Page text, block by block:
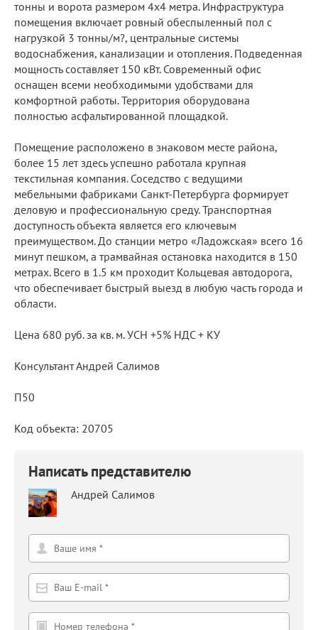
тонны и ворота размером 4х4 метра. Инфраструктура
помещения включает ровный обеспыленный пол с
нагрузкой 3 тонны/м?, центральные системы
водоснабжения, канализации и отопления. Подведенная
мощность составляет 150 кВт. Современный офис
оснащен всеми необходимыми удобствами для
комфортной работы. Территория оборудована
полностью асфальтированной площадкой.
Помещение расположено в знаковом месте района,
более 15 лет здесь успешно работала крупная
текстильная компания. Соседство с ведущими
мебельными фабриками Санкт-Петербурга формирует
деловую и профессиональную среду. Транспортная
доступность объекта является его ключевым
преимуществом. До станции метро «Ладожская» всего 16
минут пешком, а трамвайная остановка находится в 150
метрах. Всего в 1.5 км проходит Кольцевая автодорога,
что обеспечивает быстрый выезд в любую часть города и
области.
Цена 680 руб. за кв. м. УСН +5% НДС + КУ
Консультант Андрей Салимов
П50
Код объекта: 20705
Написать представителю
Андрей Салимов